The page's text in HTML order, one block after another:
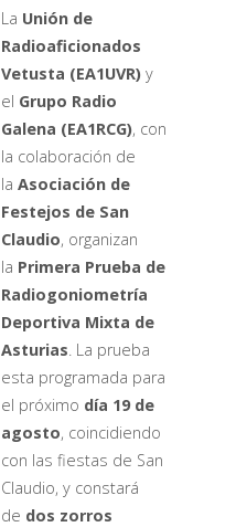
La Unión de
Radioaficionados
Vetusta (EA1UVR)y
el Grupo Radio
Galena (EA1RCG), con
la colaboración de
la Asociación de
Festejos de San
Claudio, organizan
la Primera Prueba de
Radiogoniometría
Deportiva Mixta de
Asturias . La prueba
esta programada para
el próximo día 19 de
agosto, coincidiendo
con las fiestas de San
Claudio, y constará
de dos zorros